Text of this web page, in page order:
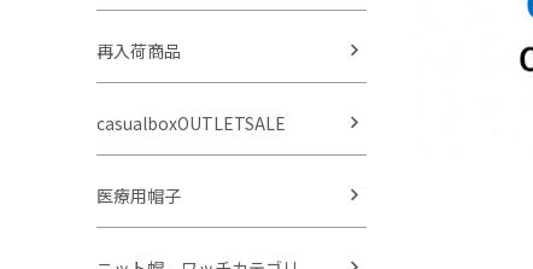
再入荷商品
casualboxOUTLETSALE
医療用帽子